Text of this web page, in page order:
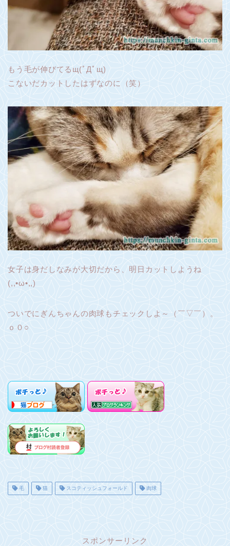
もう毛が伸びてるщ(ﾟДﾟщ)
こないだカットしたはずなのに（笑）
女子は身だしなみが大切だから、明日カットしようね
(,,•ω•,,)
ついでにぎんちゃんの肉球もチェックしよ～（￣▽￣）。
ｏ０○
毛 猫 スコティッシュフォールド 肉球
スポンサーリンク